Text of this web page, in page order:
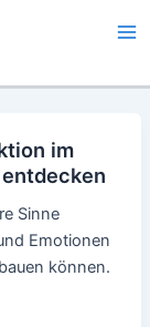
im
Sinne
Emotionen
können.